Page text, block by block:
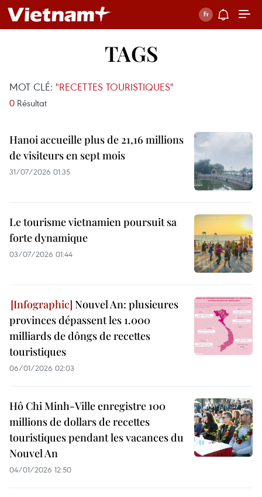
TAGS
MOT CLÉ: "RECETTES TOURISTIQUES"
0 Résultat
Hanoi accueille plus de 21,16 millions
de visiteurs en sept mois ​
31/07/2026 01:35
Le tourisme vietnamien poursuit sa
forte dynamique
03/07/2026 01:44
Nouvel An: plusieures
provinces dépassent les 1.000
milliards de dôngs de recettes
touristiques
06/01/2026 02:03
Hô Chi Minh-Ville enregistre 100
millions de dollars de recettes
touristiques pendant les vacances du
Nouvel An
04/01/2026 12:50